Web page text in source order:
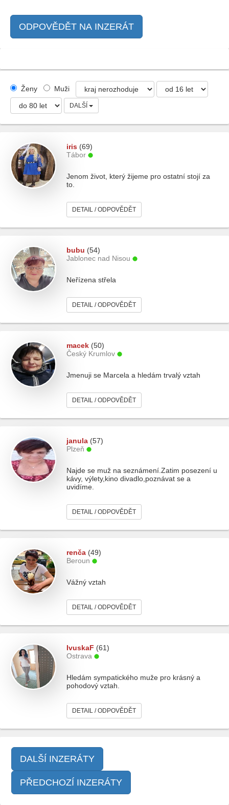
ODPOVĚDĚT NA INZERÁT
Ženy Muži
DALŠÍ
iris (69)
Tábor
Jenom život, který žijeme pro ostatní stojí za
to.
DETAIL / ODPOVĚDĚT
bubu (54)
Jablonec nad Nisou
Neřízena střela
DETAIL / ODPOVĚDĚT
macek (50)
Český Krumlov
Jmenuji se Marcela a hledám trvalý vztah
DETAIL / ODPOVĚDĚT
janula (57)
Plzeň
Najde se muž na seznámení.Zatim posezení u
kávy, výlety,kino divadlo,poznávat se a
uvidíme.
DETAIL / ODPOVĚDĚT
renča (49)
Beroun
Vážný vztah
DETAIL / ODPOVĚDĚT
IvuskaF (61)
Ostrava
Hledám sympatického muže pro krásný a
pohodový vztah.
DETAIL / ODPOVĚDĚT
DALŠÍ INZERÁTY
PŘEDCHOZÍ INZERÁTY